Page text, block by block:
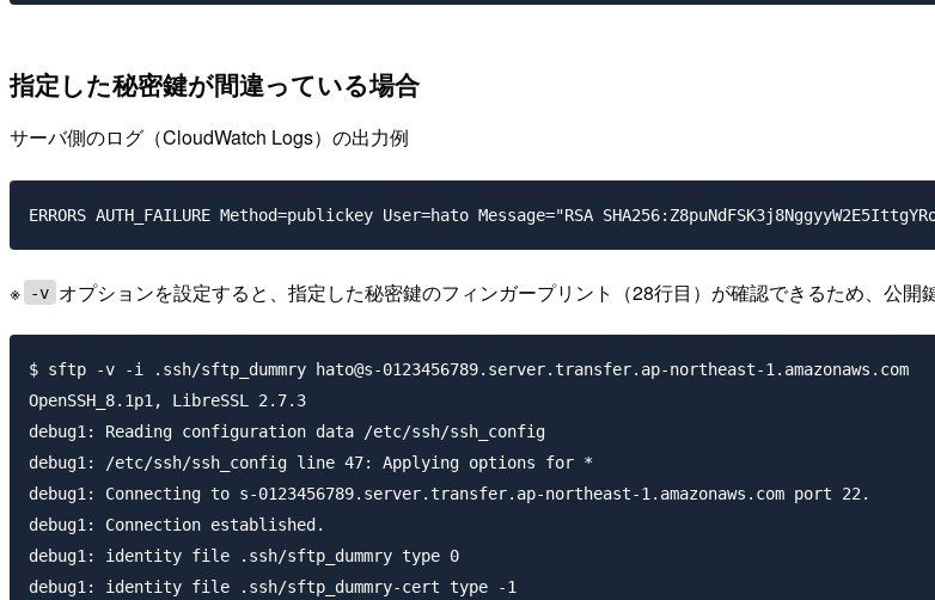
指定した秘密鍵が間違っている場合
サーバ側のログ（CloudWatch Logs）の出力例
※ -v オプションを設定すると、指定した秘密鍵のフィンガープリント（28行目）が確認できるため、公開
$ sftp -v -i .ssh/sftp_dummry hato@s-0123456789.server.transfer.ap-northeast-1.amazonaws.com
OpenSSH_8.1p1, LibreSSL 2.7.3
debug1: Reading configuration data /etc/ssh/ssh_config
debug1: /etc/ssh/ssh_config line 47: Applying options for *
debug1: Connecting to s-0123456789.server.transfer.ap-northeast-1.amazonaws.com port 22.
debug1: Connection established.
debug1: identity file .ssh/sftp_dummry type 0
debug1: identity file .ssh/sftp_dummry-cert type -1